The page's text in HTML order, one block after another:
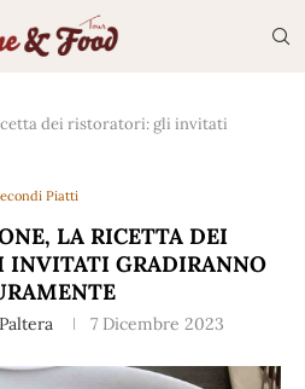
dei ristoratori: gli invitati
Piatti
LA RICETTA DEI
INVITATI GRADIRANNO
7 Dicembre 2023